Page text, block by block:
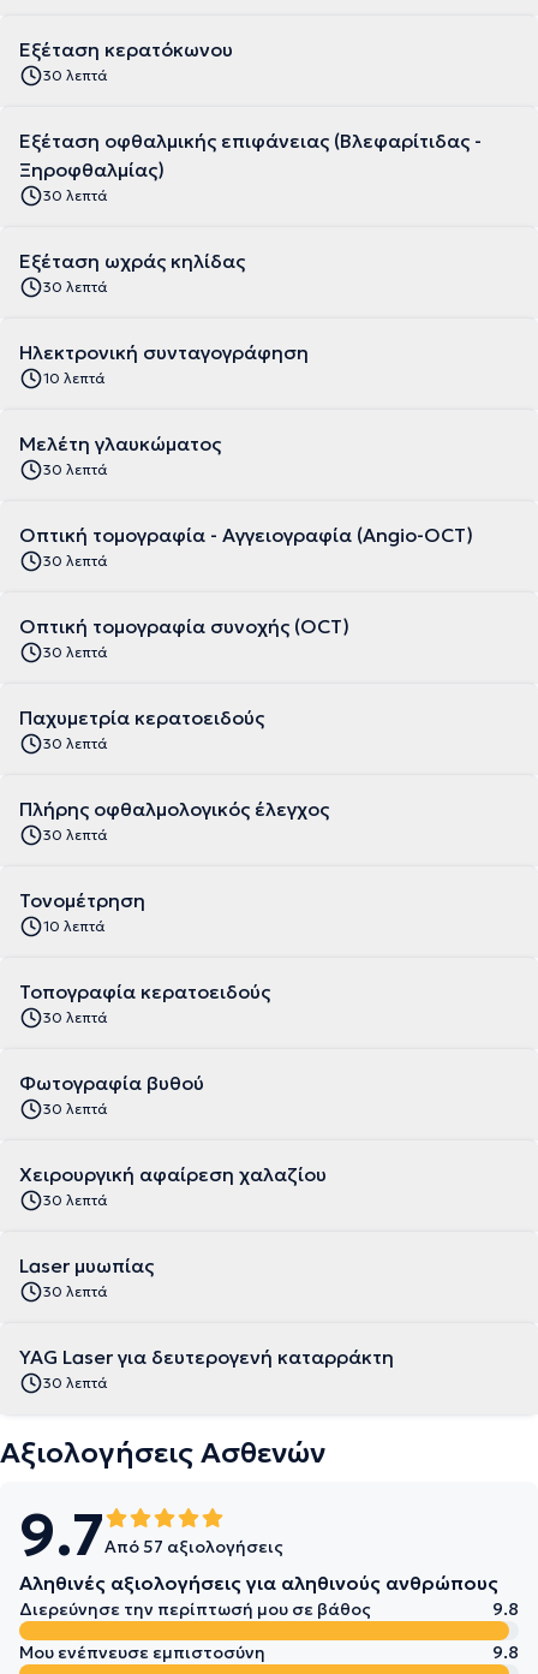
Εξέταση κερατόκωνου
30 λεπτά
Εξέταση οφθαλμικής επιφάνειας (Βλεφαρίτιδας -
Ξηροφθαλμίας)
30 λεπτά
Εξέταση ωχράς κηλίδας
30 λεπτά
Ηλεκτρονική συνταγογράφηση
10 λεπτά
Μελέτη γλαυκώματος
30 λεπτά
Οπτική τομογραφία - Αγγειογραφία (Angio-OCT)
30 λεπτά
Οπτική τομογραφία συνοχής (OCT)
30 λεπτά
Παχυμετρία κερατοειδούς
30 λεπτά
Πλήρης οφθαλμολογικός έλεγχος
30 λεπτά
Τονομέτρηση
10 λεπτά
Τοπογραφία κερατοειδούς
30 λεπτά
Φωτογραφία βυθού
30 λεπτά
Χειρουργική αφαίρεση χαλαζίου
30 λεπτά
Laser μυωπίας
30 λεπτά
YAG Laser για δευτερογενή καταρράκτη
30 λεπτά
Αξιολογήσεις Ασθενών
9.7Από 57 αξιολογήσεις
Αληθινές αξιολογήσεις για αληθινούς ανθρώπους
Διερεύνησε την περίπτωσή μου σε βάθος
9.8
Μου ενέπνευσε εμπιστοσύνη
9.8